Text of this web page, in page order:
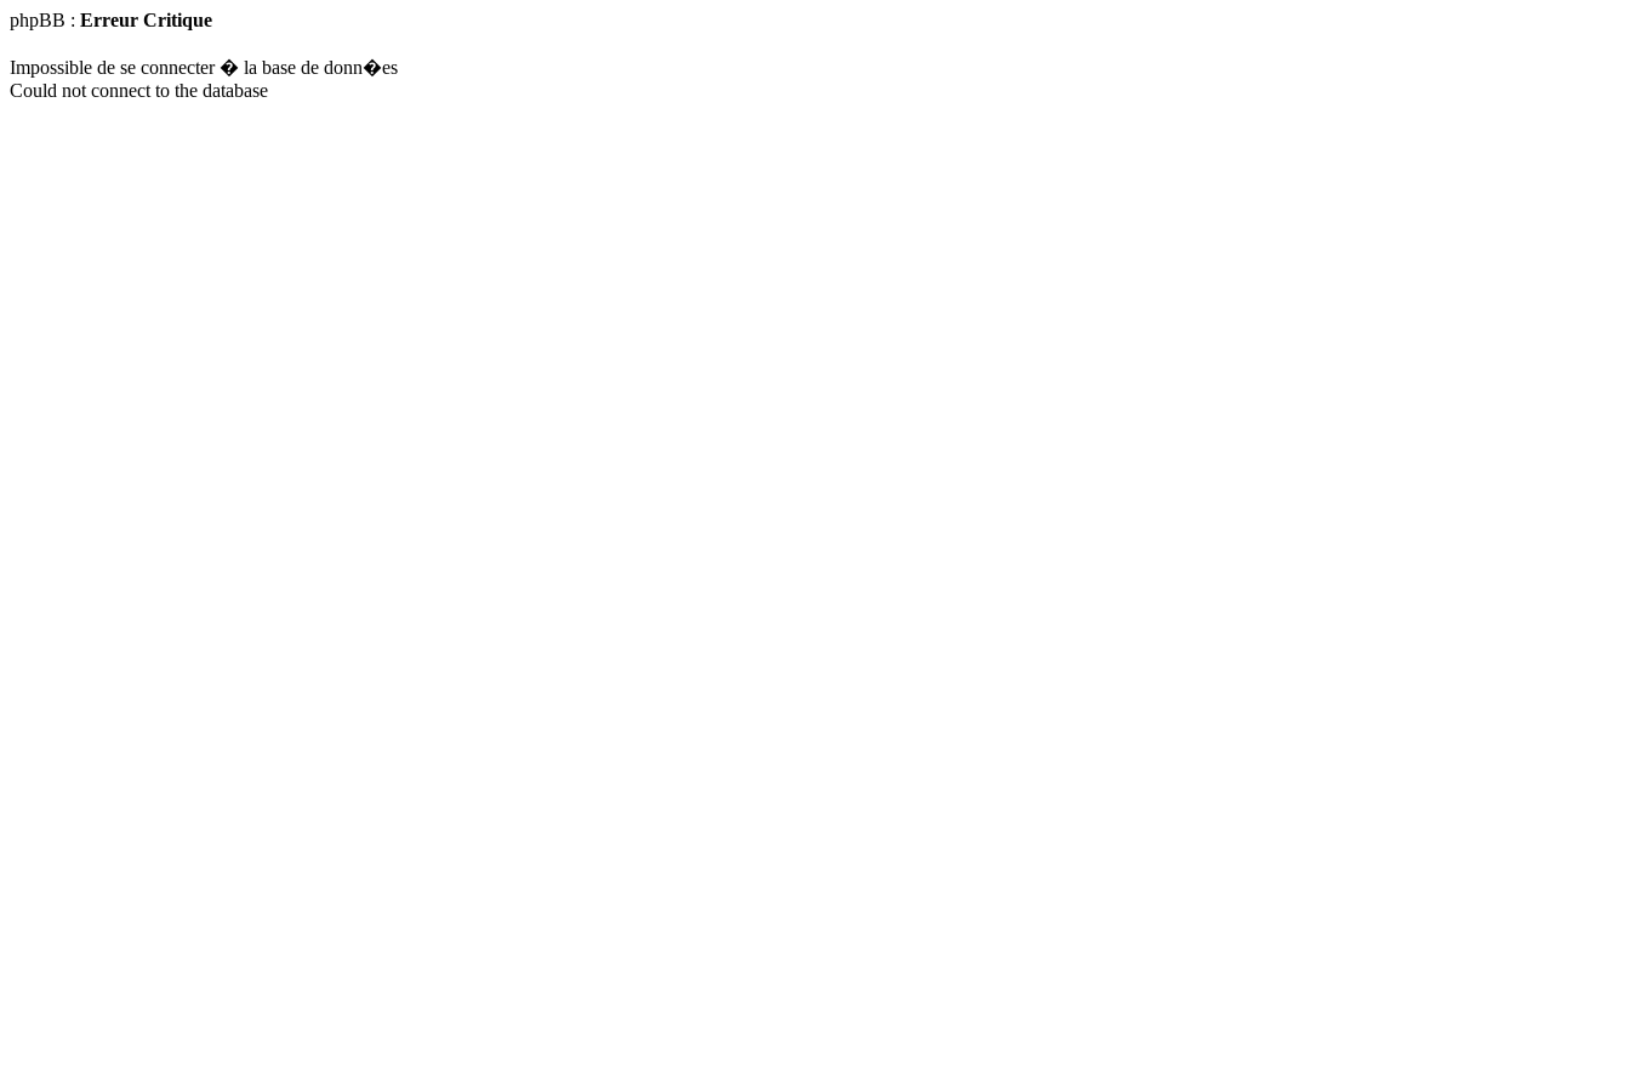
phpBB : Erreur Critique
Impossible de se connecter � la base de donn�es
Could not connect to the database